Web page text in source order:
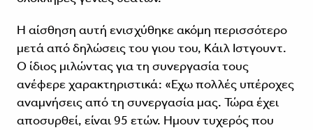
Η αίσθηση αυτή ενισχύθηκε ακόμη περισσότερο
μετά από δηλώσεις του γιου του, Κάιλ Iστγουντ.
Ο ίδιος μιλώντας για τη συνεργασία τους
ανέφερε χαρακτηριστικά: «Εχω πολλές υπέροχες
αναμνήσεις από τη συνεργασία μας. Τώρα έχει
αποσυρθεί, είναι 95 ετών. Ημουν τυχερός που